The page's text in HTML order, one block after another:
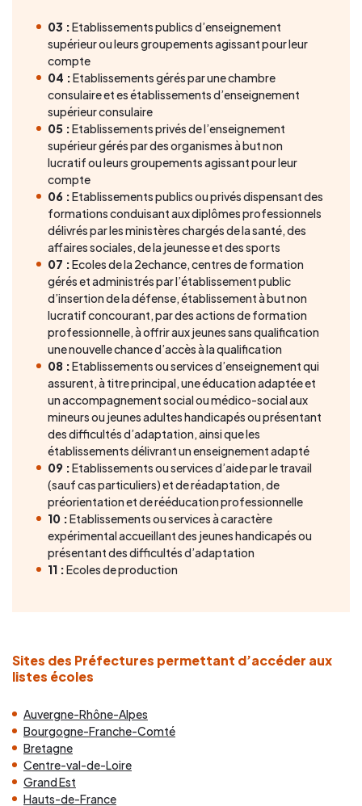
03 :Etablissements publics d’enseignement
supérieur ou leurs groupements agissant pour leur
compte
04 :Etablissements gérés par une chambre
consulaire et es établissements d’enseignement
supérieur consulaire
05 :Etablissements privés de l’enseignement
supérieur gérés par des organismes à but non
lucratif ou leurs groupements agissant pour leur
compte
06 :Etablissements publics ou privés dispensant des
formations conduisant aux diplômes professionnels
délivrés par les ministères chargés de la santé, des
affaires sociales, de la jeunesse et des sports
07 :Ecoles de la 2echance, centres de formation
gérés et administrés par l’établissement public
d’insertion de la défense, établissement à but non
lucratif concourant, par des actions de formation
professionnelle, à offrir aux jeunes sans qualification
une nouvelle chance d’accès à la qualification
08 :Etablissements ou services d’enseignement qui
assurent, à titre principal, une éducation adaptée et
un accompagnement social ou médico-social aux
mineurs ou jeunes adultes handicapés ou présentant
des difficultés d’adaptation, ainsi que les
établissements délivrant un enseignement adapté
09 :Etablissements ou services d’aide par le travail
(sauf cas particuliers) et de réadaptation, de
préorientation et de rééducation professionnelle
10 :Etablissements ou services à caractère
expérimental accueillant des jeunes handicapés ou
présentant des difficultés d’adaptation
11 :Ecoles de production
Sites des Préfectures permettant d’accéder aux
listes écoles
Auvergne-Rhône-Alpes
Bourgogne-Franche-Comté
Bretagne
Centre-val-de-Loire
Grand Est
Hauts-de-France